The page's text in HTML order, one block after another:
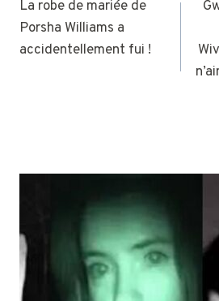
DE
L’ARTICLE
La robe de mariée de
Porsha Williams a
accidentellement fui !